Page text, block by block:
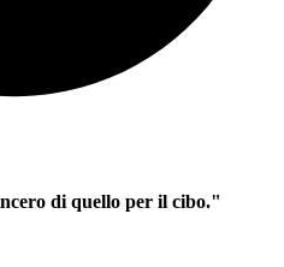
di quello per il cibo."